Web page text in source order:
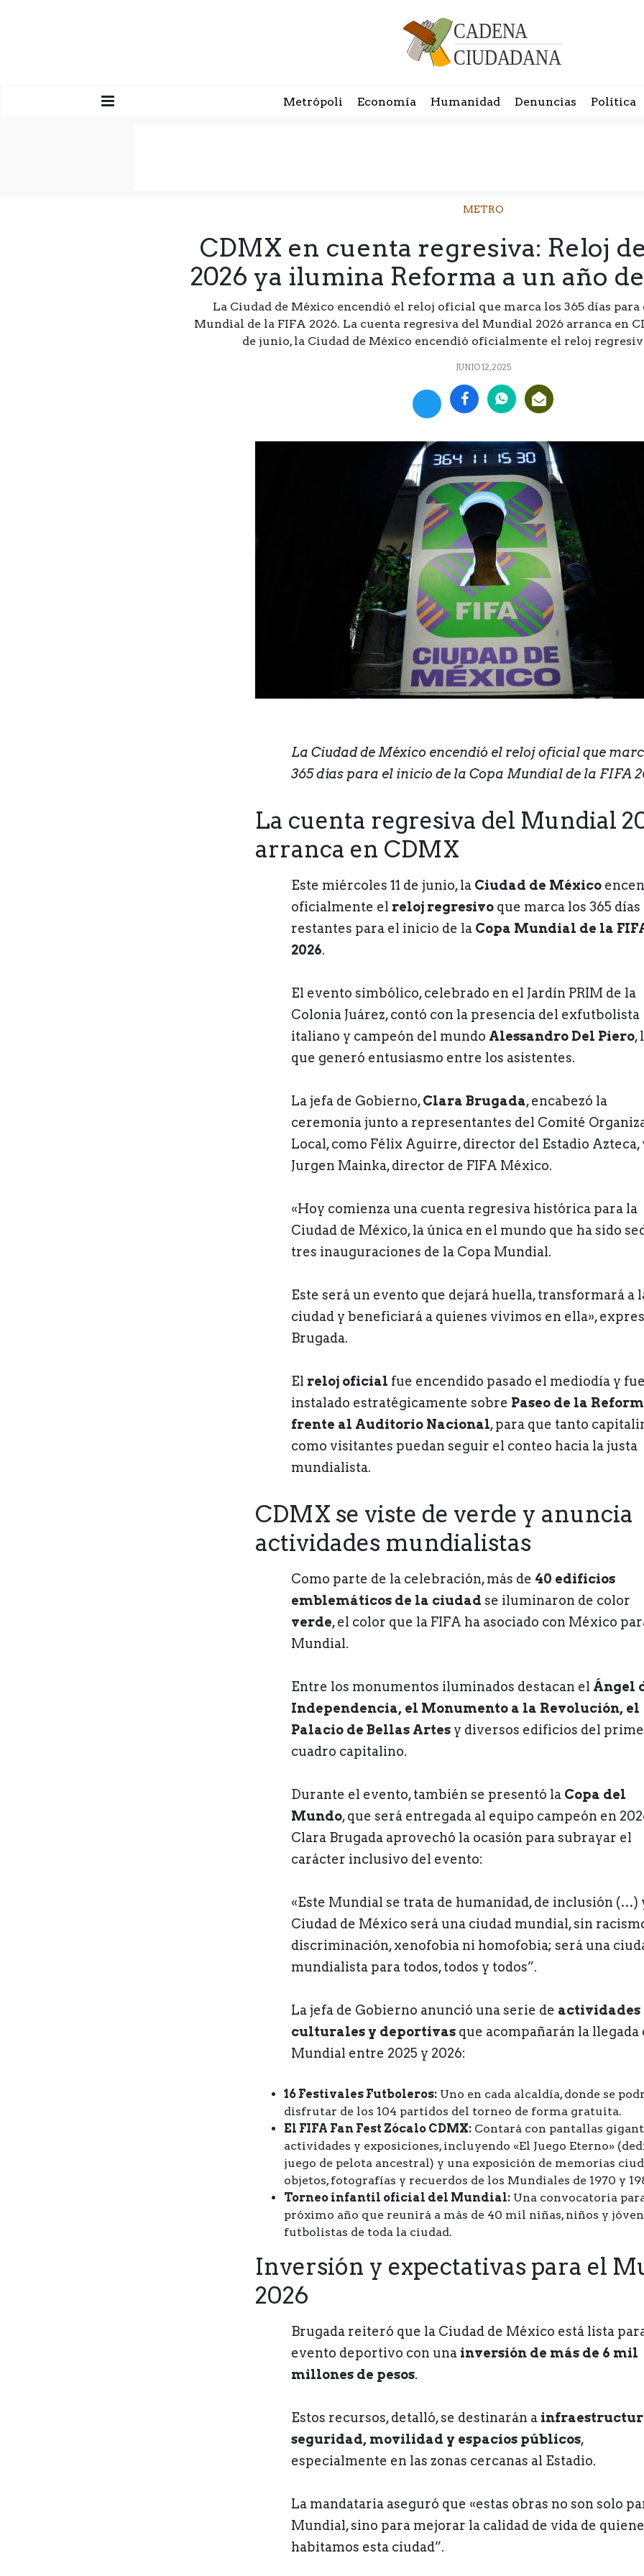
Metrópoli Economía Humanidad Denuncias Política
METRO
CDMX en cuenta regresiva: Reloj
2026 ya ilumina Reforma a un año
La Ciudad de México encendió el reloj oficial que marca los 365 días
Mundial de la FIFA 2026. La cuenta regresiva del Mundial 2026 arranca en
de junio, la Ciudad de México encendió oficialmente el reloj
JUNIO 12, 2025
La Ciudad de México encendió el reloj oficial que
365 días para el inicio de la Copa Mundial de la FIFA
La cuenta regresiva del Mundial
arranca en CDMX
Este miércoles 11 de junio, la Ciudad de México
oficialmente el reloj regresivoque marca los 365 días
restantes para el inicio de la Copa Mundial de la
2026.
El evento simbólico, celebrado en el Jardín PRIM de la
Colonia Juárez, contó con la presencia del exfutbolista
italiano y campeón del mundo Alessandro Del Piero,
que generó entusiasmo entre los asistentes.
La jefa de Gobierno,Clara Brugada, encabezó la
ceremonia junto a representantes del Comité
Local, como Félix Aguirre, director del Estadio Azteca,
Jurgen Mainka, director de FIFA México.
«Hoy comienza una cuenta regresiva histórica para la
Ciudad de México, la única en el mundo que ha sido
tres inauguraciones de la Copa Mundial.
Este será un evento que dejará huella, transformará a
ciudad y beneficiará a quienes vivimos en ella»,
Brugada.
El reloj oficial fue encendido pasado el mediodía y fue
instalado estratégicamente sobre Paseo de la
frente al Auditorio Nacional, para que tanto
como visitantes puedan seguir el conteo hacia la justa
mundialista.
CDMX se viste de verde y anuncia
actividades mundialistas
Como parte de la celebración, más de 40 edificios
emblemáticos de la ciudad se iluminaron de color
verde, el color que la FIFA ha asociado con México
Mundial.
Entre los monumentos iluminados destacan el Ángel
Independencia, el Monumento a la Revolución, el
Palacio de Bellas Artesy diversos edificios del
cuadro capitalino.
Durante el evento, también se presentó la Copa del
Mundo, que será entregada al equipo campeón en
Clara Brugada aprovechó la ocasión para subrayar el
carácter inclusivo del evento:
«Este Mundial se trata de humanidad, de inclusión (…)
Ciudad de México será una ciudad mundial, sin
discriminación, xenofobia ni homofobia; será una
mundialista para todos, todos y todos”.
La jefa de Gobierno anunció una serie de actividades
culturales y deportivasque acompañarán la llegada
Mundial entre 2025 y 2026:
16 Festivales Futboleros:Uno en cada alcaldía, donde se
disfrutar de los 104 partidos del torneo de forma gratuita.
El FIFA Fan Fest Zócalo CDMX:Contará con pantallas
actividades y exposiciones, incluyendo «El Juego Eterno»
juego de pelota ancestral) y una exposición de memorias
objetos, fotografías y recuerdos de los Mundiales de 1970 y
Torneo infantil oficial del Mundial:Una convocatoria
próximo año que reunirá a más de 40 mil niñas, niños y
futbolistas de toda la ciudad.
Inversión y expectativas para el
2026
Brugada reiteró que la Ciudad de México está lista
evento deportivo con una inversión de más de 6 mil
millones de pesos.
Estos recursos, detalló, se destinarán a
seguridad, movilidad y espacios públicos,
especialmente en las zonas cercanas al Estadio.
La mandataria aseguró que «estas obras no son solo
Mundial, sino para mejorar la calidad de vida de
habitamos esta ciudad”.